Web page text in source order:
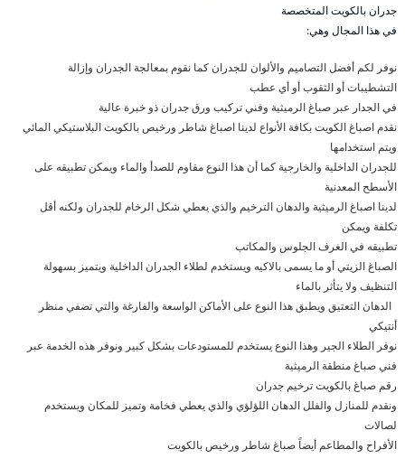
جدران بالكويت المتخصصة
في هذا المجال وهي:
نوفر لكم أفضل التصاميم والألوان للجدران كما نقوم بمعالجة الجدران وإزالة
التشطيبات أو الثقوب أو أي عطب
في الجدار عبر صباغ الرميثية وفني تركيب ورق جدران ذو خبرة عالية
نقدم اصباغ الكويت بكافة الأنواع لدينا اصباغ شاطر ورخيص بالكويت البلاستيكي المائي
ويتم استخدامها
للجدران الداخلية والخارجية كما أن هذا النوع مقاوم للصدأ والماء ويمكن تطبيقه على
الأسطح المعدنية
لدينا اصباغ الرميثية والدهان الترخيم والذي يعطي شكل الرخام للجدران ولكنه أقل
تكلفة ويمكن
تطبيقه في الغرف الجلوس والمكاتب
الصباغ الزيتي أو ما يسمى بالاكيه ويستخدم لطلاء الجدران الداخلية ويتميز بسهولة
التنظيف ولا يتأثر بالماء
الدهان التعتيق ويطبق هذا النوع على الأماكن الواسعة والفارغة والتي تضفي منظر
أنتيكي
نوفر الطلاء الجير وهذا النوع يستخدم للمستودعات بشكل كبير ونوفر هذه الخدمة عبر
فني صباغ منطقة الرميثية
رقم صباغ بالكويت ترخيم جدران
ونقدم للمنازل والفلل الدهان اللؤلؤي والذي يعطي فخامة وتميز للمكان ويستخدم
لصالات
الأفراح والمطاعم أيضاً صباغ شاطر ورخيص بالكويت